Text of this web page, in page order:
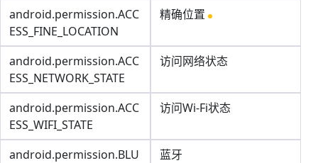
android.permission.ACC
ESS_FINE_LOCATION
精确位置
android.permission.ACC
ESS_NETWORK_STATE
访问网络状态
android.permission.ACC
ESS_WIFI_STATE
访问Wi-Fi状态
android.permission.BLU
蓝牙